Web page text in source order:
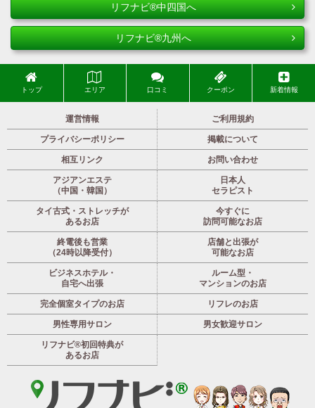
リフナビ®中四国へ
リフナビ®九州へ
トップ エリア 口コミ クーポン 新着情報
運営情報 ご利用規約
プライバシーポリシー 掲載について
相互リンク お問い合わせ
アジアンエステ
（中国・韓国）
日本人
セラピスト
タイ古式・ストレッチが
あるお店
今すぐに
訪問可能なお店
終電後も営業
（24時以降受付）
店舗と出張が
可能なお店
ビジネスホテル・
自宅へ出張
ルーム型・
マンションのお店
完全個室タイプのお店 リフレのお店
男性専用サロン 男女歓迎サロン
リフナビ®初回特典が
あるお店